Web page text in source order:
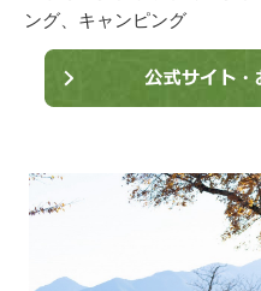
ング、キャンピング